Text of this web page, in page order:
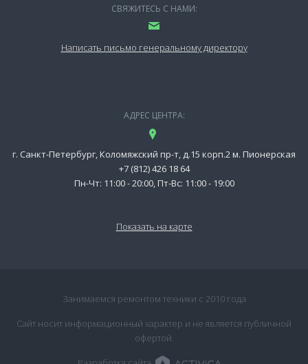
СВЯЖИТЕСЬ С НАМИ:
Написать письмо генеральному директору
АДРЕС ЦЕНТРА:
г. Санкт-Петербург, Коломяжский пр-т, д.15 корп.2 м. Пионерская
+7 (812) 426 18 64
Пн-Чт: 11:00 - 20:00, Пт-Вс: 11:00 - 19:00
Показать на карте
Занимаемся ремонтом техники с 2010 года
Сайт носит информационный характер и не является публичной
офертой.